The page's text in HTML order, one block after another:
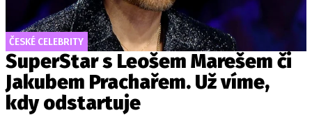
ČESKÉ CELEBRITY
SuperStar s Leošem Marešem či
Jakubem Prachařem. Už víme,
kdy odstartuje